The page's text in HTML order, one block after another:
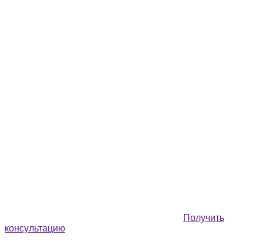
Получить
консультацию